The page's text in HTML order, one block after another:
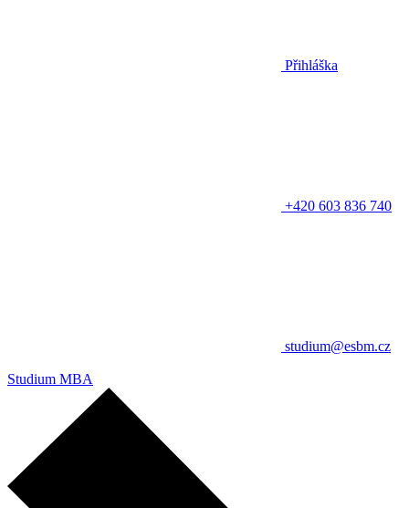
Přihláška
+420 603 836 740
studium@esbm.cz
Studium MBA